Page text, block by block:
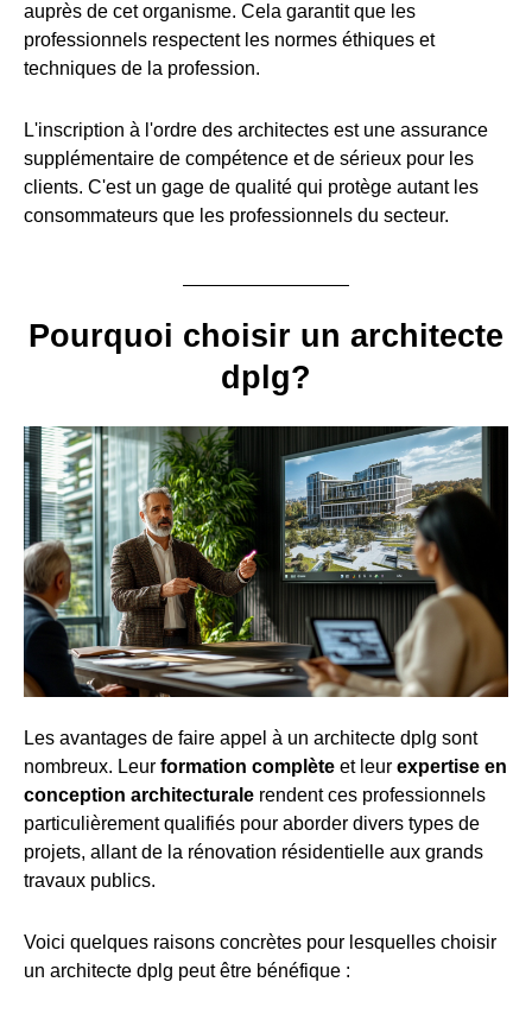
auprès de cet organisme. Cela garantit que les
professionnels respectent les normes éthiques et
techniques de la profession.
L'inscription à l'ordre des architectes est une assurance
supplémentaire de compétence et de sérieux pour les
clients. C'est un gage de qualité qui protège autant les
consommateurs que les professionnels du secteur.
Pourquoi choisir un architecte
dplg?
Les avantages de faire appel à un architecte dplg sont
nombreux. Leur formation complète et leur expertise en
conception architecturale rendent ces professionnels
particulièrement qualifiés pour aborder divers types de
projets, allant de la rénovation résidentielle aux grands
travaux publics.
Voici quelques raisons concrètes pour lesquelles choisir
un architecte dplg peut être bénéfique :